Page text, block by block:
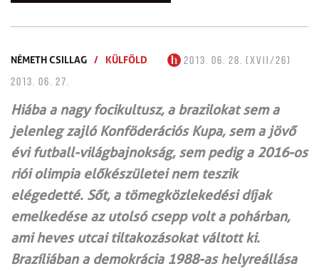
NÉMETH CSILLAG / KÜLFÖLD
2013. 06. 28. (XVII/26)
2013. 06. 27.
Hiába a nagy focikultusz, a brazilokat sem a
jelenleg zajló Konföderációs Kupa, sem a jövő
évi futball-világbajnokság, sem pedig a 2016-os
riói olimpia előkészületei nem teszik
elégedetté. Sőt, a tömegközlekedési díjak
emelkedése az utolsó csepp volt a pohárban,
ami heves utcai tiltakozásokat váltott ki.
Brazíliában a demokrácia 1988-as helyreállása